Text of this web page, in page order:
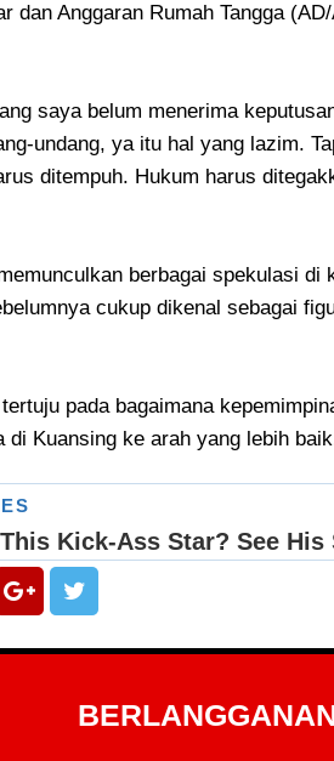
dan Anggaran Rumah Tangga
saya belum menerima
undang, ya itu hal yang lazim.
ditempuh. Hukum harus
berbagai spekulasi
cukup dikenal sebagai
pada bagaimana
di Kuansing ke arah yang lebih